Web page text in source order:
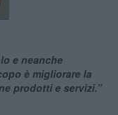
e neanche
è migliorare la
prodotti e servizi.”